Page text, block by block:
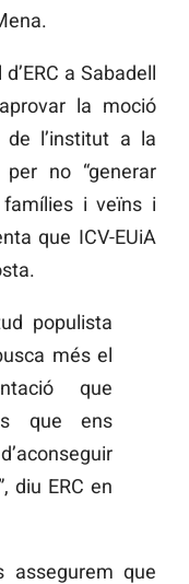
a Sabadell
la moció
de l’institut a la
per no “generar
i veïns i
que ICV-EUiA
populista
més el
que
que ens
diu ERC en
assegurem que